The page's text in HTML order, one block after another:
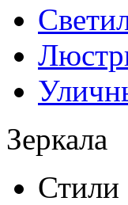
Зеркала
Стили